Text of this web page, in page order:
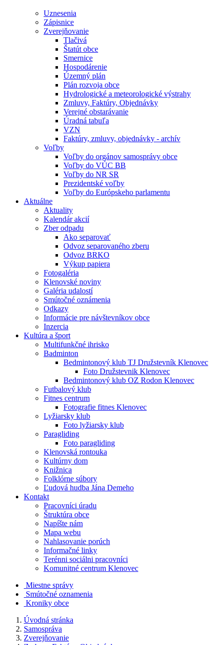
Uznesenia
Zápisnice
Zverejňovanie
Tlačivá
Štatút obce
Smernice
Hospodárenie
Územný plán
Plán rozvoja obce
Hydrologické a meteorologické výstrahy
Zmluvy, Faktúry, Objednávky
Verejné obstarávanie
Úradná tabuľa
VZN
Faktúry, zmluvy, objednávky - archív
Voľby
Voľby do orgánov samosprávy obce
Voľby do VÚC BB
Voľby do NR SR
Prezidentské voľby
Voľby do Európskeho parlamentu
Aktuálne
Aktuality
Kalendár akcií
Zber odpadu
Ako separovať
Odvoz separovaného zberu
Odvoz BRKO
Výkup papiera
Fotogaléria
Klenovské noviny
Galéria udalostí
Smútočné oznámenia
Odkazy
Informácie pre návštevníkov obce
Inzercia
Kultúra a šport
Multifunkčné ihrisko
Badminton
Bedmintonový klub TJ Družstevník Klenovec
Foto Družstevnik Klenovec
Bedmintonový klub OZ Rodon Klenovec
Futbalový klub
Fitnes centrum
Fotografie fitnes Klenovec
Lyžiarsky klub
Foto lyžiarsky klub
Paragliding
Foto paragliding
Klenovská rontouka
Kultúrny dom
Knižnica
Folklórne súbory
Ľudová hudba Jána Demeho
Kontakt
Pracovníci úradu
Štruktúra obce
Napíšte nám
Mapa webu
Nahlasovanie porúch
Informačné linky
Terénni sociálni pracovníci
Komunitné centrum Klenovec
Miestne správy
Smútočné oznamenia
Kroniky obce
Úvodná stránka
Samospráva
Zverejňovanie